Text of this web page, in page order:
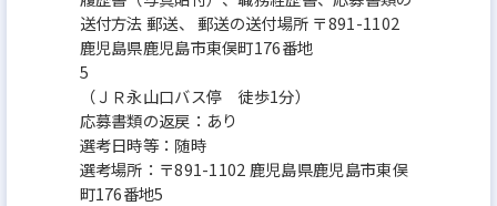
送付方法 郵送、 郵送の送付場所 〒891-1102
鹿児島県鹿児島市東俣町176番地
（ＪＲ永山口バス停 徒歩1分）
応募書類の返戻：あり
選考日時等：随時
選考場所：〒891-1102 鹿児島県鹿児島市東俣
町176番地5